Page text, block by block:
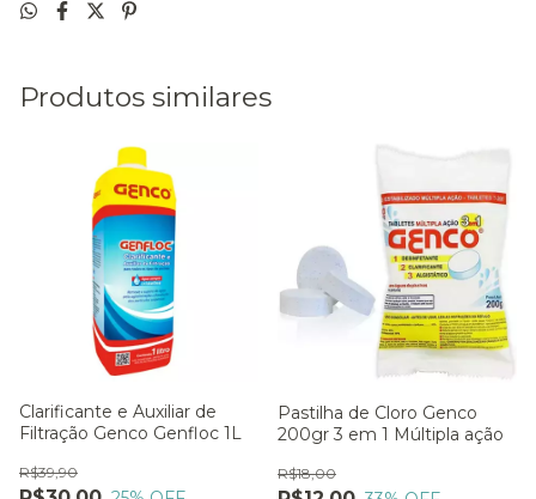
Produtos similares
Clarificante e Auxiliar de
Filtração Genco Genfloc 1L
R$39,90
Pastilha de Cloro Genco
200gr 3 em 1 Múltipla ação
R$18,00